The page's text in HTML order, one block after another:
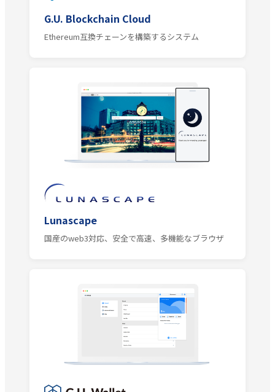
G.U. Blockchain Cloud
Ethereum互換チェーンを構築するシステム
Lunascape
国産のweb3対応、安全で高速、多機能なブラウザ